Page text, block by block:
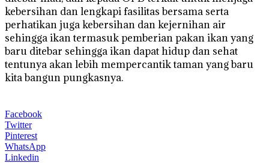
kebersihan dan lengkapi fasilitas bersama serta
perhatikan juga kebersihan dan kejernihan air
sehingga ikan termasuk pemberian pakan ikan yang
baru ditebar sehingga ikan dapat hidup dan sehat
tentunya akan lebih mempercantik taman yang baru
kita bangun pungkasnya.
Facebook
Twitter
Pinterest
WhatsApp
Linkedin